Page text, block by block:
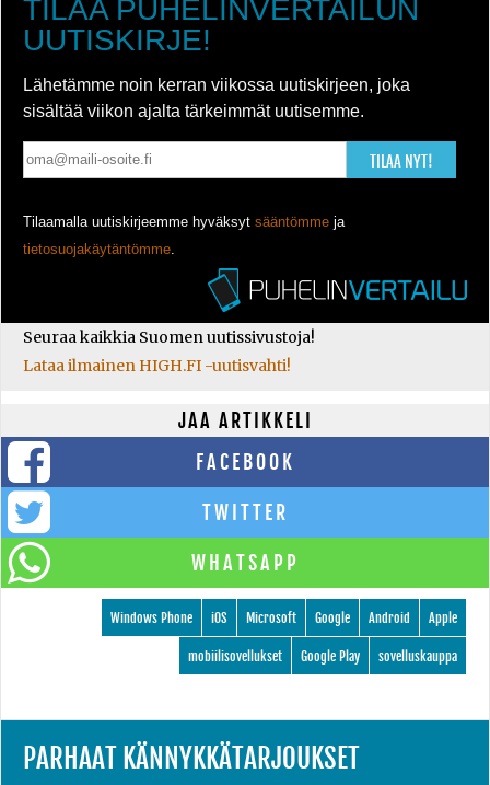
TILAA PUHELINVERTAILUN
UUTISKIRJE!
Lähetämme noin kerran viikossa uutiskirjeen, joka
sisältää viikon ajalta tärkeimmät uutisemme.
TILAA NYT!
Tilaamalla uutiskirjeemme hyväksyt sääntömme ja
tietosuojakäytäntömme
Seuraa kaikkia Suomen uutissivustoja!
Lataa ilmainen HIGH.FI -uutisvahti!
JAA ARTIKKELI
FACEBOOK
TWITTER
WHATSAPP
Apple
Android
Google
Microsoft
iOS
Windows Phone
sovelluskauppa
Google Play
mobiilisovellukset
PARHAAT KÄNNYKKÄTARJOUKSET